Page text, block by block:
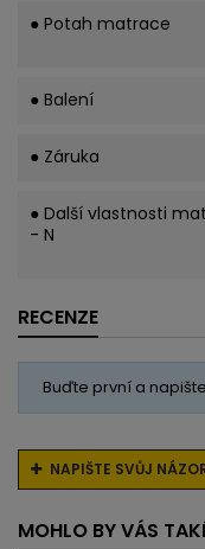
● Potah matrace
● Balení
● Záruka
● Další vlastnosti
- N
RECENZE
Buďte první a
NAPIŠTE SVŮJ
MOHLO BY VÁS